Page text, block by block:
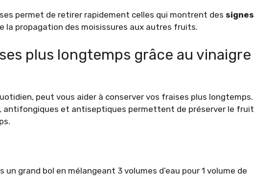
permet de retirer rapidement celles qui montrent des signes
la propagation des moisissures aux autres fruits.
plus longtemps grâce au vinaigre
peut vous aider à conserver vos fraises plus longtemps.
antifongiques et antiseptiques permettent de préserver le fruit
un grand bol en mélangeant 3 volumes d’eau pour 1 volume de